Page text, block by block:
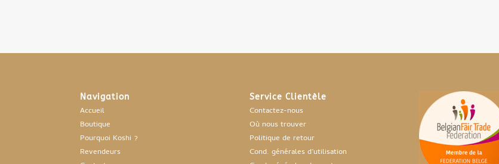
Navigation
Accueil
Boutique
Pourquoi Koshi ?
Revendeurs
Service Clientèle
Contactez-nous
Où nous trouver
Politique de retour
Cond. générales d’utilisation